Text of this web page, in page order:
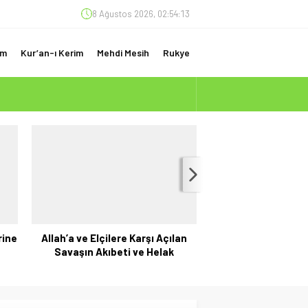
8 Ağustos 2026, 02:54:14
Kur’an-ı Kerim Mehdi Mesih Rukye
Allah’a ve Elçilere Karşı Açılan
Savaşın Akıbeti ve Helak